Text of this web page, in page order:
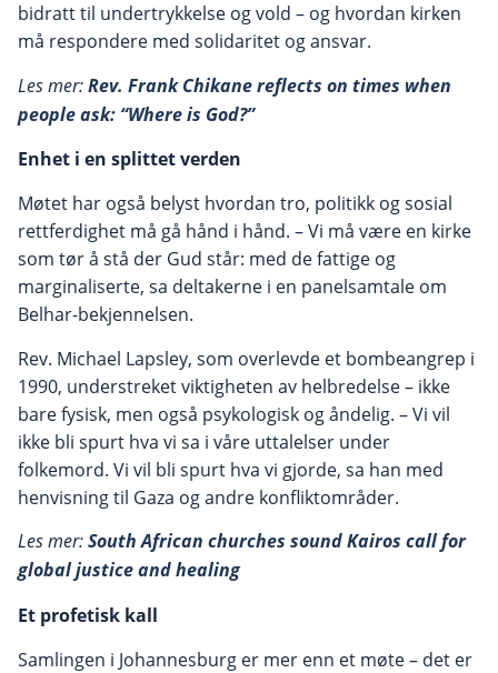
bidratt til undertrykkelse og vold – og hvordan kirken
må respondere med solidaritet og ansvar.
Les mer:Rev. Frank Chikane reflects on times when
people ask: “Where is God?”
Enhet i en splittet verden
Møtet har også belyst hvordan tro, politikk og sosial
rettferdighet må gå hånd i hånd. – Vi må være en kirke
som tør å stå der Gud står: med de fattige og
marginaliserte, sa deltakerne i en panelsamtale om
Belhar-bekjennelsen.
Rev. Michael Lapsley, som overlevde et bombeangrep i
1990, understreket viktigheten av helbredelse – ikke
bare fysisk, men også psykologisk og åndelig. – Vi vil
ikke bli spurt hva vi sa i våre uttalelser under
folkemord. Vi vil bli spurt hva vi gjorde, sa han med
henvisning til Gaza og andre konfliktområder.
Les mer:South African churches sound Kairos call for
global justice and healing
Et profetisk kall
Samlingen i Johannesburg er mer enn et møte – det er